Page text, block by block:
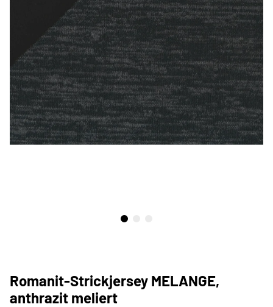
Romanit-Strickjersey MELANGE,
anthrazit meliert